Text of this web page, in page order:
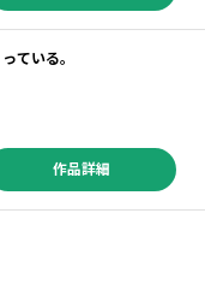
ている。
作品詳細